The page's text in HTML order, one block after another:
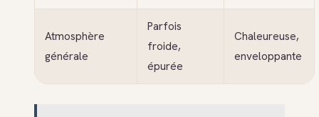
Atmosphère
générale
Parfois
froide,
épurée
Chaleureuse,
enveloppante